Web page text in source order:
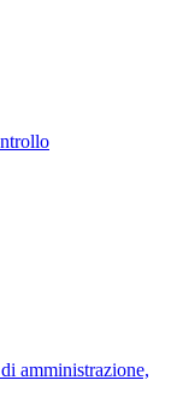
amministrazione,